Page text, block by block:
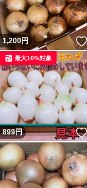
1,200円
899円
最大10%対象